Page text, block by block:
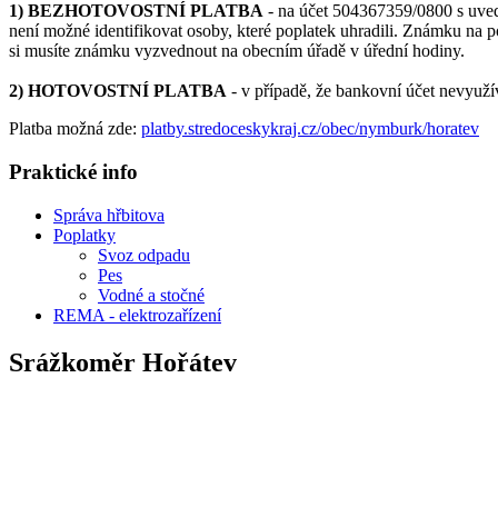
1) BEZHOTOVOSTNÍ PLATBA - na účet 504367359/0800 s
není možné identifikovat osoby, které poplatek uhradili. Známku na
si musíte známku vyzvednout na obecním úřadě v úřední hodiny.
2) HOTOVOSTNÍ PLATBA - v případě, že bankovní účet
Platba možná zde: platby.stredoceskykraj.cz/obec/nymburk/horatev
Praktické info
Správa hřbitova
Poplatky
Svoz odpadu
Pes
Vodné a stočné
REMA - elektrozařízení
Srážkoměr Hořátev